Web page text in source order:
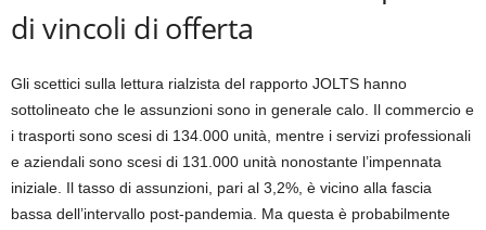
di vincoli di offerta
Gli scettici sulla lettura rialzista del rapporto JOLTS hanno
sottolineato che le assunzioni sono in generale calo. Il commercio e
i trasporti sono scesi di 134.000 unità, mentre i servizi professionali
e aziendali sono scesi di 131.000 unità nonostante l’impennata
iniziale. Il tasso di assunzioni, pari al 3,2%, è vicino alla fascia
bassa dell’intervallo post-pandemia. Ma questa è probabilmente